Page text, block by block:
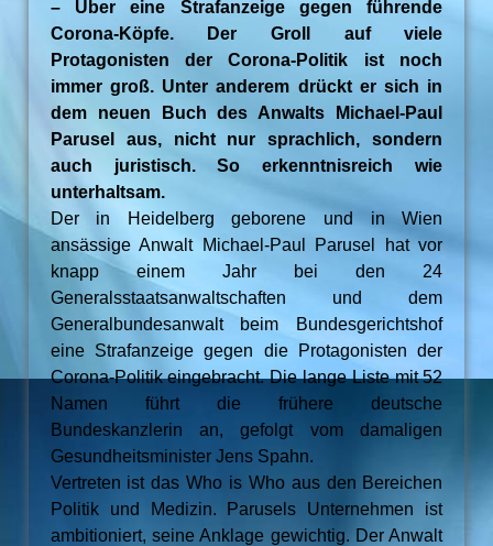
– Über eine Strafanzeige gegen führende
Corona-Köpfe. Der Groll auf viele
Protagonisten der Corona-Politik ist noch
immer groß. Unter anderem drückt er sich in
dem neuen Buch des Anwalts Michael-Paul
Parusel aus, nicht nur sprachlich, sondern
auch juristisch. So erkenntnisreich wie
unterhaltsam.
Der in Heidelberg geborene und in Wien
ansässige Anwalt Michael-Paul Parusel hat vor
knapp einem Jahr bei den 24
Generalsstaatsanwaltschaften und dem
Generalbundesanwalt beim Bundesgerichtshof
eine Strafanzeige gegen die Protagonisten der
Corona-Politik eingebracht. Die lange Liste mit 52
Namen führt die frühere deutsche
Bundeskanzlerin an, gefolgt vom damaligen
Gesundheitsminister Jens Spahn.
Vertreten ist das Who is Who aus den Bereichen
Politik und Medizin. Parusels Unternehmen ist
ambitioniert, seine Anklage gewichtig. Der Anwalt